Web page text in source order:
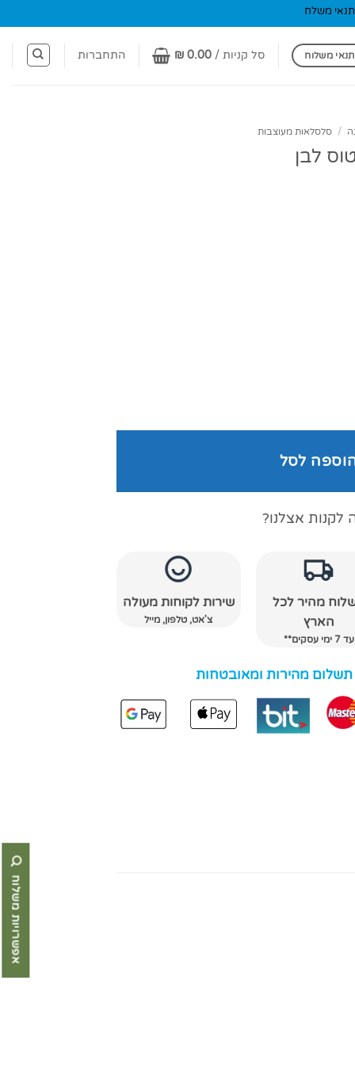
תנאי משלח
תנאי משלוח סל קניות / ₪ 0.00 התחברות
/ סלסלאות מעוצבות
לבן
לסל
לקנות אצלנו?
מהיר לכל
הארץ
עד 7 ימי עסקים**
שירות לקוחות מעולה
צ'אט, טלפון, מייל
תשלום מהירות ומאובטחות
אפשרויות משלוח